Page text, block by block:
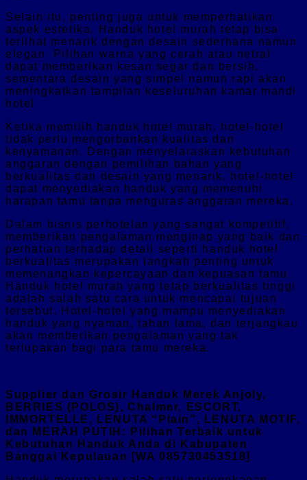
Selain itu, penting juga untuk memperhatikan
aspek estetika. Handuk hotel murah tetap bisa
terlihat menarik dengan desain sederhana namun
elegan. Pilihan warna yang cerah atau netral
dapat memberikan kesan segar dan bersih,
sementara desain yang simpel namun rapi akan
meningkatkan tampilan keseluruhan kamar mandi
hotel.
Ketika memilih handuk hotel murah, hotel-hotel
tidak perlu mengorbankan kualitas dan
kenyamanan. Dengan menyelaraskan kebutuhan
anggaran dengan pemilihan bahan yang
berkualitas dan desain yang menarik, hotel-hotel
dapat menyediakan handuk yang memenuhi
harapan tamu tanpa menguras anggaran mereka.
Dalam bisnis perhotelan yang sangat kompetitif,
memberikan pengalaman menginap yang baik dan
perhatian terhadap detail seperti handuk hotel
berkualitas merupakan langkah penting untuk
memenangkan kepercayaan dan kepuasan tamu.
Handuk hotel murah yang tetap berkualitas tinggi
adalah salah satu cara untuk mencapai tujuan
tersebut. Hotel-hotel yang mampu menyediakan
handuk yang nyaman, tahan lama, dan terjangkau
akan memberikan pengalaman yang tak
terlupakan bagi para tamu mereka.
Supplier dan Grosir Handuk Merek Anjoly,
BERRIES (POLOS), Chalmer, ESCORT,
IMMORTELLE, LENUTA “Plain”, LENUTA MOTIF,
dan MERAH PUTIH: Pilihan Terbaik untuk
Kebutuhan Handuk Anda di Kabupaten
Banggai Kepulauan [WA 085730453518]